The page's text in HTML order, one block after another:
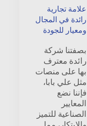
علامة تجارية
رائدة في المجال
ومعيار للجودة
بصفتنا شركة
رائدة معترف
بها على منصات
مثل علي بابا،
فإننا نضع
المعايير
الصناعية للتميز